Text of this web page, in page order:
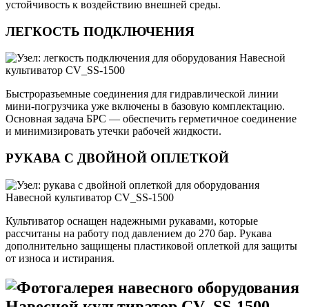
устойчивость к воздействию внешней среды.
ЛЕГКОСТЬ ПОДКЛЮЧЕНИЯ
Быстроразъемные соединения для гидравлической линии
мини-погрузчика уже включены в базовую комплектацию.
Основная задача БРС — обеспечить герметичное соединение
и минимизировать утечки рабочей жидкости.
РУКАВА С ДВОЙНОЙ ОПЛЕТКОЙ
Культиватор оснащен надежными рукавами, которые
рассчитаны на работу под давлением до 270 бар. Рукава
дополнительно защищены пластиковой оплеткой для защиты
от износа и истирания.